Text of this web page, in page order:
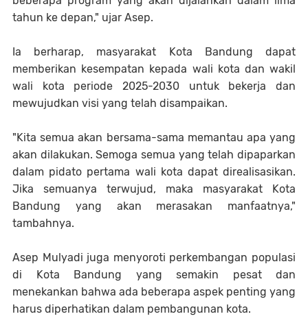
tahun ke depan," ujar Asep.
Ia berharap, masyarakat Kota Bandung dapat
memberikan kesempatan kepada wali kota dan wakil
wali kota periode 2025-2030 untuk bekerja dan
mewujudkan visi yang telah disampaikan.
"Kita semua akan bersama-sama memantau apa yang
akan dilakukan. Semoga semua yang telah dipaparkan
dalam pidato pertama wali kota dapat direalisasikan.
Jika semuanya terwujud, maka masyarakat Kota
Bandung yang akan merasakan manfaatnya,"
tambahnya.
Asep Mulyadi juga menyoroti perkembangan populasi
di Kota Bandung yang semakin pesat dan
menekankan bahwa ada beberapa aspek penting yang
harus diperhatikan dalam pembangunan kota.